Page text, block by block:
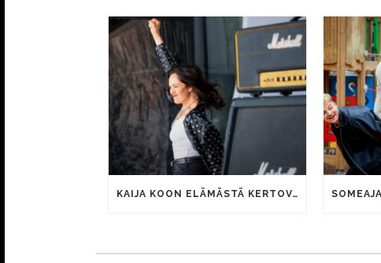
KAIJA KOON ELÄMÄSTÄ KERTOVAN KAUNIS RIETAS ONNELLINEN -ELOKUVAN TRAILER JULKI